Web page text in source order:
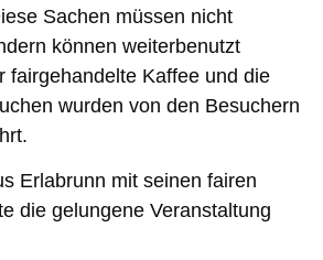
Sachen müssen nicht
können weiterbenutzt
fairgehandelte Kaffee und die
wurden von den Besuchern
Erlabrunn mit seinen fairen
die gelungene Veranstaltung